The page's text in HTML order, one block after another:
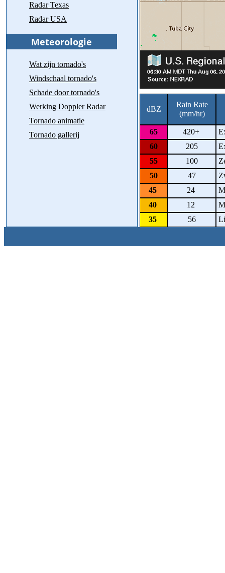
Radar Texas
Radar USA
Wat zijn tornado's
Windschaal tornado's
Schade door tornado's
Werking Doppler Radar
Tornado animatie
Tornado gallerij
dBZ
Rain Rate
(mm/hr)
65 420+
60
205
55
100
50
47
45
24
40
12
35
56